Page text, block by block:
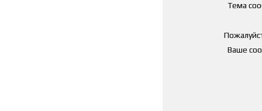
Тема
Ваше